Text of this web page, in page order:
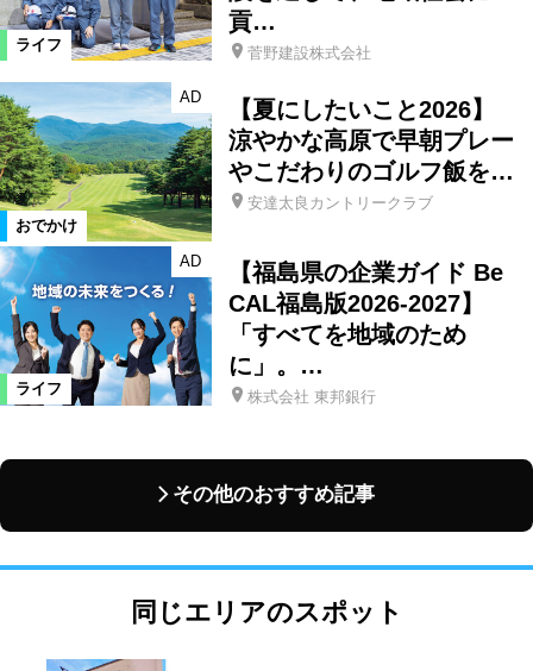
ライフ
貢…
菅野建設株式会社
おでかけ
AD
【夏にしたいこと2026】
涼やかな高原で早朝プレー
やこだわりのゴルフ飯を…
安達太良カントリークラブ
ライフ
AD
【福島県の企業ガイド Be
CAL福島版2026-2027】
「すべてを地域のため
に」。…
株式会社 東邦銀行
その他のおすすめ記事
同じエリアのスポット